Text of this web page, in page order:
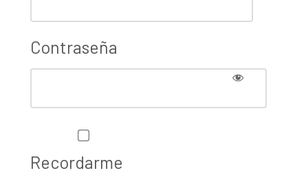
Contraseña
Recordarme